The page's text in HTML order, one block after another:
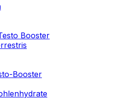
Booster
Booster